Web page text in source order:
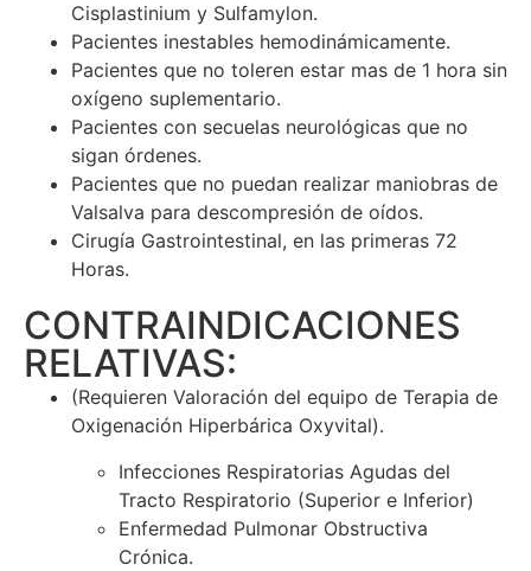
Cisplastinium y Sulfamylon.
Pacientes inestables hemodinámicamente.
Pacientes que no toleren estar mas de 1 hora sin
oxígeno suplementario.
Pacientes con secuelas neurológicas que no
sigan órdenes.
Pacientes que no puedan realizar maniobras de
Valsalva para descompresión de oídos.
Cirugía Gastrointestinal, en las primeras 72
Horas.
CONTRAINDICACIONES
RELATIVAS:
(Requieren Valoración del equipo de Terapia de
Oxigenación Hiperbárica Oxyvital).
Infecciones Respiratorias Agudas del
Tracto Respiratorio (Superior e Inferior)
Enfermedad Pulmonar Obstructiva
Crónica.